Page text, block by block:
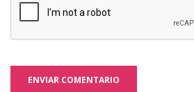
ENVIAR COMENTARIO